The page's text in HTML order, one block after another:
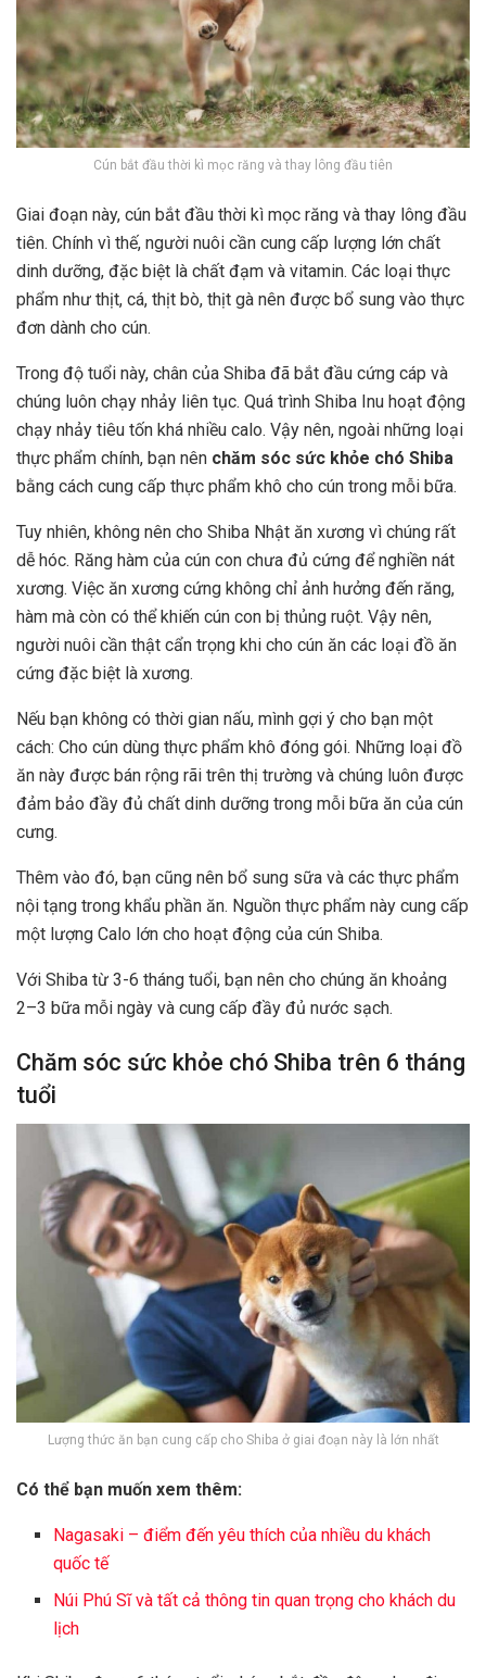
Cún bắt đầu thời kì mọc răng và thay lông đầu tiên
Giai đoạn này, cún bắt đầu thời kì mọc răng và thay lông đầu
tiên. Chính vì thế, người nuôi cần cung cấp lượng lớn chất
dinh dưỡng, đặc biệt là chất đạm và vitamin. Các loại thực
phẩm như thịt, cá, thịt bò, thịt gà nên được bổ sung vào thực
đơn dành cho cún.
Trong độ tuổi này, chân của Shiba đã bắt đầu cứng cáp và
chúng luôn chạy nhảy liên tục. Quá trình Shiba Inu hoạt động
chạy nhảy tiêu tốn khá nhiều calo. Vậy nên, ngoài những loại
thực phẩm chính, bạn nên chăm sóc sức khỏe chó Shiba
bằng cách cung cấp thực phẩm khô cho cún trong mỗi bữa.
Tuy nhiên, không nên cho Shiba Nhật ăn xương vì chúng rất
dễ hóc. Răng hàm của cún con chưa đủ cứng để nghiền nát
xương. Việc ăn xương cứng không chỉ ảnh hưởng đến răng,
hàm mà còn có thể khiến cún con bị thủng ruột. Vậy nên,
người nuôi cần thật cẩn trọng khi cho cún ăn các loại đồ ăn
cứng đặc biệt là xương.
Nếu bạn không có thời gian nấu, mình gợi ý cho bạn một
cách: Cho cún dùng thực phẩm khô đóng gói. Những loại đồ
ăn này được bán rộng rãi trên thị trường và chúng luôn được
đảm bảo đầy đủ chất dinh dưỡng trong mỗi bữa ăn của cún
cưng.
Thêm vào đó, bạn cũng nên bổ sung sữa và các thực phẩm
nội tạng trong khẩu phần ăn. Nguồn thực phẩm này cung cấp
một lượng Calo lớn cho hoạt động của cún Shiba.
Với Shiba từ 3-6 tháng tuổi, bạn nên cho chúng ăn khoảng
2–3 bữa mỗi ngày và cung cấp đầy đủ nước sạch.
Chăm sóc sức khỏe chó Shiba trên 6 tháng
tuổi
Lượng thức ăn bạn cung cấp cho Shiba ở giai đoạn này là lớn nhất
Có thể bạn muốn xem thêm:
Nagasaki – điểm đến yêu thích của nhiều du khách
quốc tế
Núi Phú Sĩ và tất cả thông tin quan trọng cho khách du
lịch